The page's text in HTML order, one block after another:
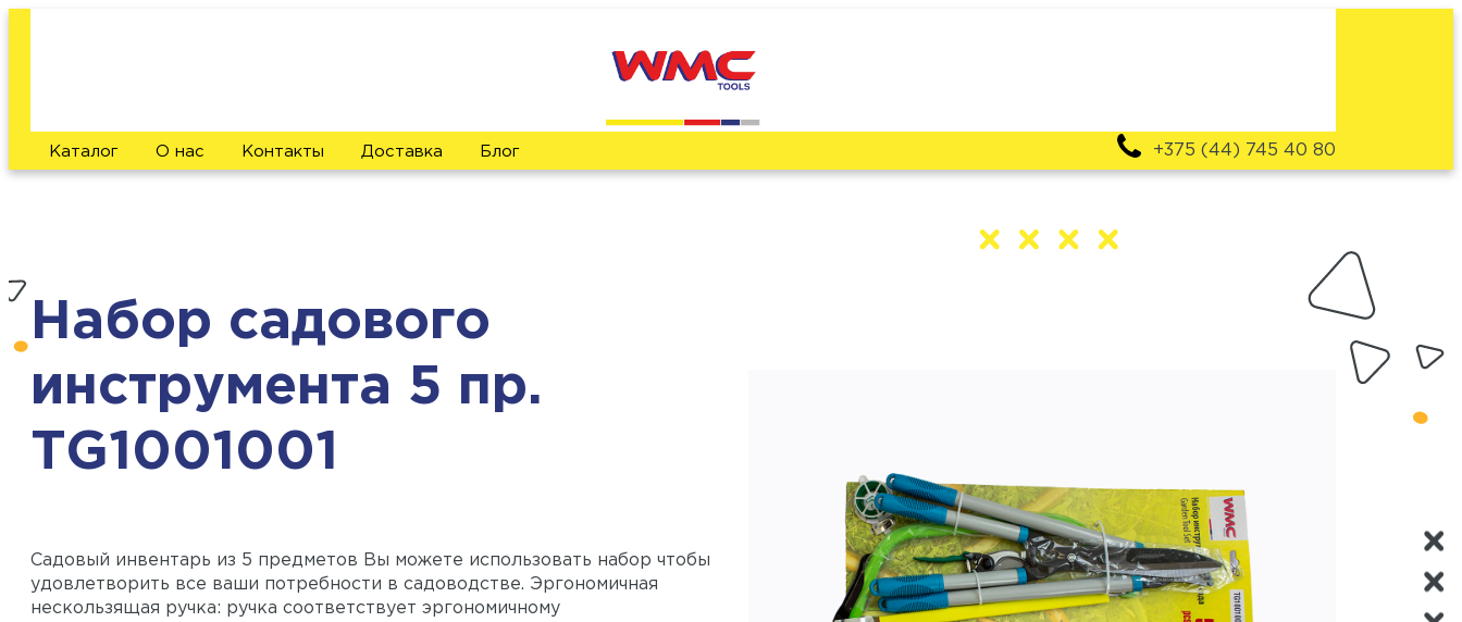
Каталог О нас Контакты Доставка Блог +375 (44) 745 40 80
Набор садового
инструмента 5 пр.
TG1001001
Садовый инвентарь из 5 предметов Вы можете использовать набор чтобы
удовлетворить все ваши потребности в садоводстве. Эргономичная
нескользящая ручка: ручка соответствует эргономичному